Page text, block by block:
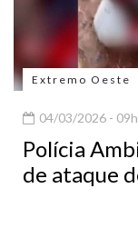
Extremo Oeste
04/03/2026 -
Polícia
de ataque